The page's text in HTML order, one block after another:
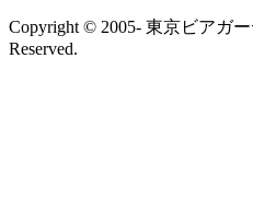
Copyright © 2005- 東京ビアガ
Reserved.